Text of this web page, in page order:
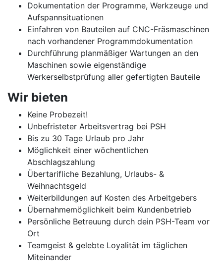
Dokumentation der Programme, Werkzeuge und
Aufspannsituationen
Einfahren von Bauteilen auf CNC-Fräsmaschinen
nach vorhandener Programmdokumentation
Durchführung planmäßiger Wartungen an den
Maschinen sowie eigenständige
Werkerselbstprüfung aller gefertigten Bauteile
Wir bieten
Keine Probezeit!
Unbefristeter Arbeitsvertrag bei PSH
Bis zu 30 Tage Urlaub pro Jahr
Möglichkeit einer wöchentlichen
Abschlagszahlung
Übertarifliche Bezahlung, Urlaubs- &
Weihnachtsgeld
Weiterbildungen auf Kosten des Arbeitgebers
Übernahmemöglichkeit beim Kundenbetrieb
Persönliche Betreuung durch dein PSH-Team vor
Ort
Teamgeist & gelebte Loyalität im täglichen
Miteinander